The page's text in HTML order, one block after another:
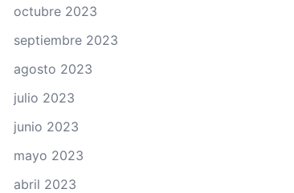
octubre 2023
septiembre 2023
agosto 2023
julio 2023
junio 2023
mayo 2023
abril 2023